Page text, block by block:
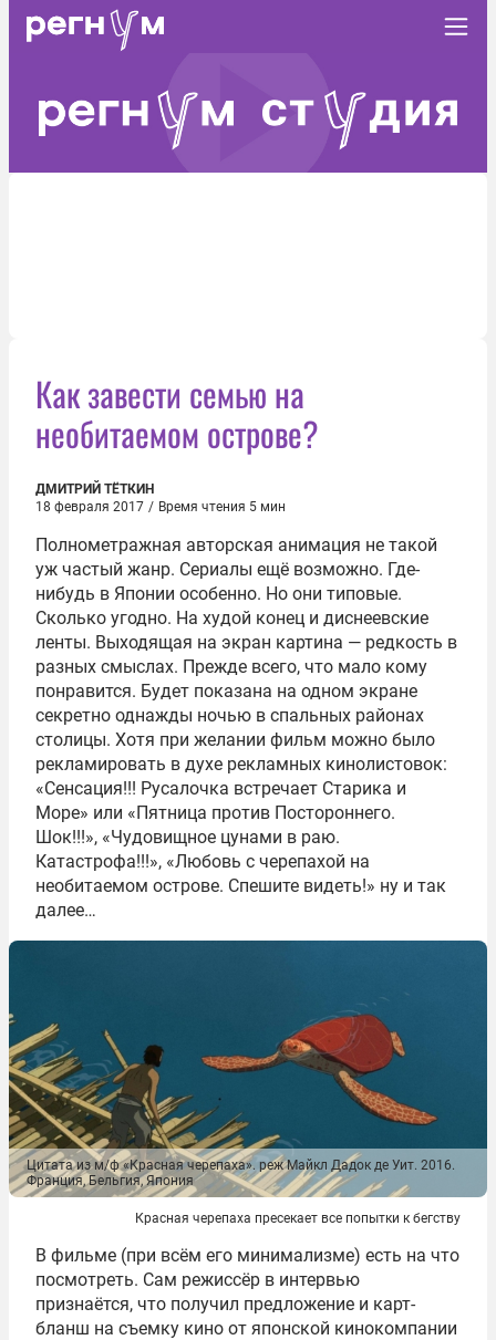
Как завести семью на
необитаемом острове?
ДМИТРИЙ ТЁТКИН
18 февраля 2017 / Время чтения 5 мин
Полнометражная авторская анимация не такой
уж частый жанр. Сериалы ещё возможно. Где-
нибудь в Японии особенно. Но они типовые.
Сколько угодно. На худой конец и диснеевские
ленты. Выходящая на экран картина — редкость в
разных смыслах. Прежде всего, что мало кому
понравится. Будет показана на одном экране
секретно однажды ночью в спальных районах
столицы. Хотя при желании фильм можно было
рекламировать в духе рекламных кинолистовок:
«Сенсация!!! Русалочка встречает Старика и
Море» или «Пятница против Постороннего.
Шок!!!», «Чудовищное цунами в раю.
Катастрофа!!!», «Любовь с черепахой на
необитаемом острове. Спешите видеть!» ну и так
далее…
Цитата из м/ф «Красная черепаха». реж Майкл Дадок де Уит. 2016.
Франция, Бельгия, Япония
Красная черепаха пресекает все попытки к бегству
В фильме (при всём его минимализме) есть на что
посмотреть. Сам режиссёр в интервью
признаётся, что получил предложение и карт-
бланш на съемку кино от японской кинокомпании